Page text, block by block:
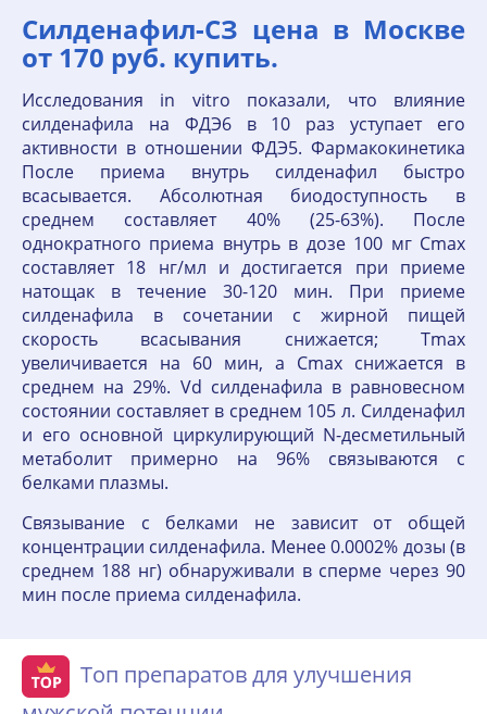
Силденафил-СЗ цена в Москве
от 170 руб. купить.
Исследования in vitro показали, что влияние
силденафила на ФДЭ6 в 10 раз уступает его
активности в отношении ФДЭ5. Фармакокинетика
После приема внутрь силденафил быстро
всасывается. Абсолютная биодоступность в
среднем составляет 40% (25-63%). После
однократного приема внутрь в дозе 100 мг Cmax
составляет 18 нг/мл и достигается при приеме
натощак в течение 30-120 мин. При приеме
силденафила в сочетании с жирной пищей
скорость всасывания снижается; Тmax
увеличивается на 60 мин, а Cmax снижается в
среднем на 29%. Vd силденафила в равновесном
состоянии составляет в среднем 105 л. Силденафил
и его основной циркулирующий N-десметильный
метаболит примерно на 96% связываются с
белками плазмы.
Связывание с белками не зависит от общей
концентрации силденафила. Менее 0.0002% дозы (в
среднем 188 нг) обнаруживали в сперме через 90
мин после приема силденафила.
Топ препаратов для улучшения